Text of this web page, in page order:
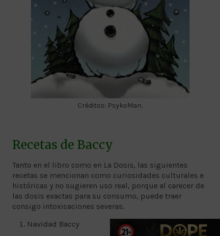
Créditos: PsykoMan.
Recetas de Baccy
Tanto en el libro como en La Dosis, las siguientes
recetas se mencionan como curiosidades culturales e
históricas y no sugieren uso real, porque al carecer de
las dosis exactas para su consumo, puede traer
consigo intoxicaciones severas.
Navidad Baccy